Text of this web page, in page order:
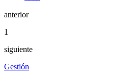
anterior
1
siguiente
Gestión